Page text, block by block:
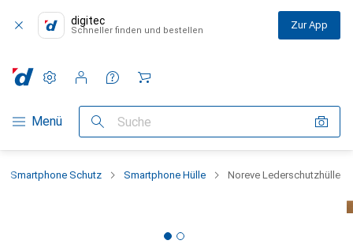
digitec
Schneller finden und bestellen Zur App
Navigation nach Kategorien
Menü Suche
Einstellungen
Kundenkonto
Vergleichslisten
Merklisten
Warenkorb
Smartphone Schutz Smartphone Hülle Noreve Lederschutzhülle